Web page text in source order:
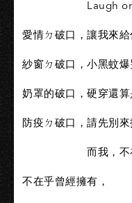
Laugh on
愛情ㄉ破口，讓我來
紗窗ㄉ破口，小黑蚊
奶罩的破口，硬穿還算
防疫ㄉ破口，請先別
而我，不在愛
不在乎曾經擁有，